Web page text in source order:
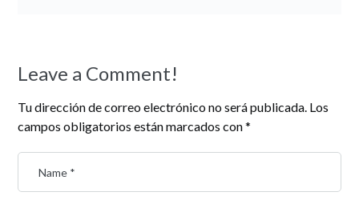
Leave a Comment!
Tu dirección de correo electrónico no será publicada. Los
campos obligatorios están marcados con*